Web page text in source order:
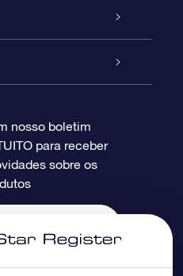
OSR
OSR
nosso boletim
para receber
sobre os